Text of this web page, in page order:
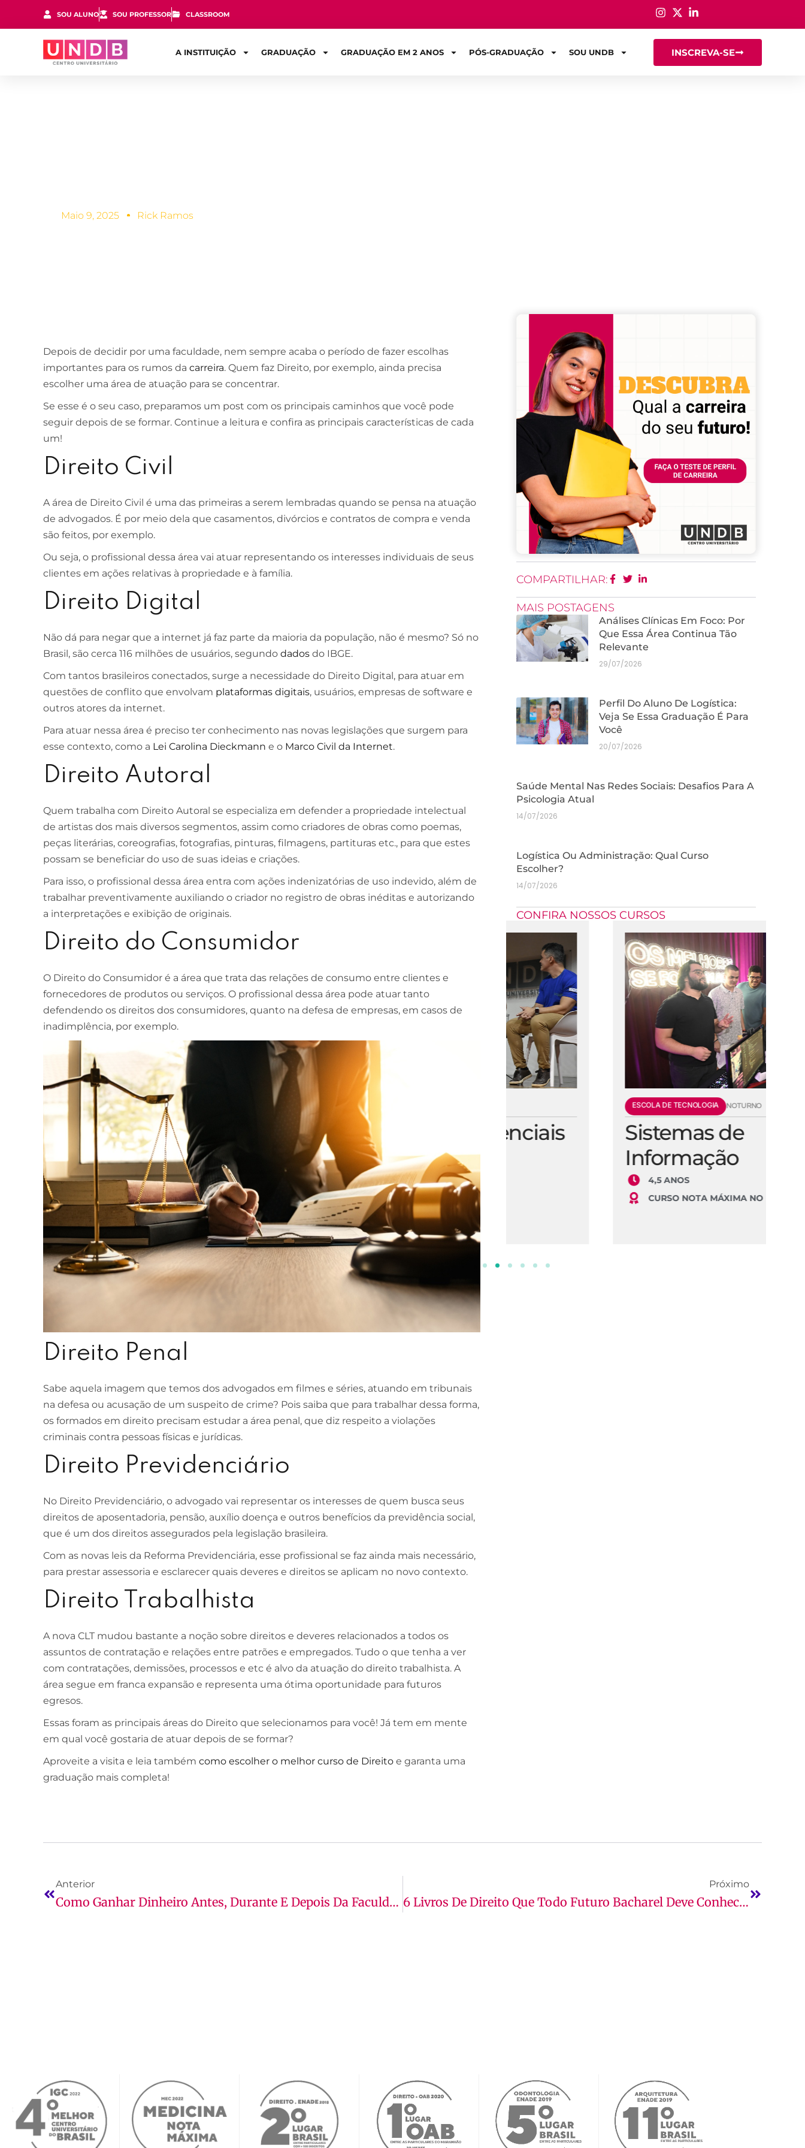
SOU ALUNO SOU PROFESSOR CLASSROOM
A INSTITUIÇÃO GRADUAÇÃO GRADUAÇÃO EM 2 ANOS PÓS-GRADUAÇÃO SOU UNDB INSCREVA-SE
Maio 9, 2025 Rick Ramos
Depois de decidir por uma faculdade, nem sempre acaba o período de fazer escolhas
importantes para os rumos da carreira. Quem faz Direito, por exemplo, ainda precisa
escolher uma área de atuação para se concentrar.
Se esse é o seu caso, preparamos um post com os principais caminhos que você pode
seguir depois de se formar. Continue a leitura e confira as principais características de cada
um!
Direito Civil
A área de Direito Civil é uma das primeiras a serem lembradas quando se pensa na atuação
de advogados. É por meio dela que casamentos, divórcios e contratos de compra e venda
são feitos, por exemplo.
Ou seja, o profissional dessa área vai atuar representando os interesses individuais de seus
clientes em ações relativas à propriedade e à família.
Direito Digital
Não dá para negar que a internet já faz parte da maioria da população, não é mesmo? Só no
Brasil, são cerca 116 milhões de usuários, segundo dados do IBGE.
Com tantos brasileiros conectados, surge a necessidade do Direito Digital, para atuar em
questões de conflito que envolvam plataformas digitais, usuários, empresas de software e
outros atores da internet.
Para atuar nessa área é preciso ter conhecimento nas novas legislações que surgem para
esse contexto, como a Lei Carolina Dieckmann e o Marco Civil da Internet.
Direito Autoral
Quem trabalha com Direito Autoral se especializa em defender a propriedade intelectual
de artistas dos mais diversos segmentos, assim como criadores de obras como poemas,
peças literárias, coreografias, fotografias, pinturas, filmagens, partituras etc., para que estes
possam se beneficiar do uso de suas ideias e criações.
Para isso, o profissional dessa área entra com ações indenizatórias de uso indevido, além de
trabalhar preventivamente auxiliando o criador no registro de obras inéditas e autorizando
a interpretações e exibição de originais.
Direito do Consumidor
O Direito do Consumidor é a área que trata das relações de consumo entre clientes e
fornecedores de produtos ou serviços. O profissional dessa área pode atuar tanto
defendendo os direitos dos consumidores, quanto na defesa de empresas, em casos de
inadimplência, por exemplo.
Direito Penal
Sabe aquela imagem que temos dos advogados em filmes e séries, atuando em tribunais
na defesa ou acusação de um suspeito de crime? Pois saiba que para trabalhar dessa forma,
os formados em direito precisam estudar a área penal, que diz respeito a violações
criminais contra pessoas físicas e jurídicas.
Direito Previdenciário
No Direito Previdenciário, o advogado vai representar os interesses de quem busca seus
direitos de aposentadoria, pensão, auxílio doença e outros benefícios da previdência social,
que é um dos direitos assegurados pela legislação brasileira.
Com as novas leis da Reforma Previdenciária, esse profissional se faz ainda mais necessário,
para prestar assessoria e esclarecer quais deveres e direitos se aplicam no novo contexto.
Direito Trabalhista
A nova CLT mudou bastante a noção sobre direitos e deveres relacionados a todos os
assuntos de contratação e relações entre patrões e empregados. Tudo o que tenha a ver
com contratações, demissões, processos e etc é alvo da atuação do direito trabalhista. A
área segue em franca expansão e representa uma ótima oportunidade para futuros
egresos.
Essas foram as principais áreas do Direito que selecionamos para você! Já tem em mente
em qual você gostaria de atuar depois de se formar?
Aproveite a visita e leia também como escolher o melhor curso de Direito e garanta uma
graduação mais completa!
COMPARTILHAR:
MAIS POSTAGENS
Análises Clínicas Em Foco: Por
Que Essa Área Continua Tão
Relevante
29/07/2026
Perfil Do Aluno De Logística:
Veja Se Essa Graduação É Para
Você
20/07/2026
Saúde Mental Nas Redes Sociais: Desafios Para A
Psicologia Atual
14/07/2026
Logística Ou Administração: Qual Curso
Escolher?
14/07/2026
CONFIRA NOSSOS CURSOS
ESCOLA DE NEGÓCIOS NOTURNO
Contábeis
MELHOR CURSO PRIVADO DE SÃO LUÍS -
ENADE/MEC
ESCOLA DE NEGÓCIOS NOTURNO
Processos Gerenciais
2 ANOS
INSCREVA-SE!
NOTURNO
Sistemas de
Informação
CURSO NOTA MÁXIMA NO MEC
Anterior
Como Ganhar Dinheiro Antes, Durante E Depois Da Faculdade
Próximo
6 Livros De Direito Que Todo Futuro Bacharel Deve Conhecer